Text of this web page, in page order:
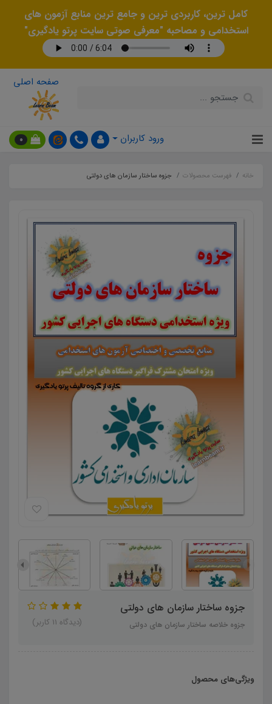
کامل ترین، کاربردی ترین و جامع ترین منابع آزمون های
استخدامی و مصاحبه "معرفی صوتی سایت پرتو یادگیری"
صفحه اصلی
ورود کاربران 0
خانه فهرست محصولات جزوه ساختار سازمان های دولتی
جزوه ساختار سازمان های دولتی
جزوه خلاصه ساختار سازمان های دولتی (دیدگاه 11 کاربر)
ویژگی‌های محصول